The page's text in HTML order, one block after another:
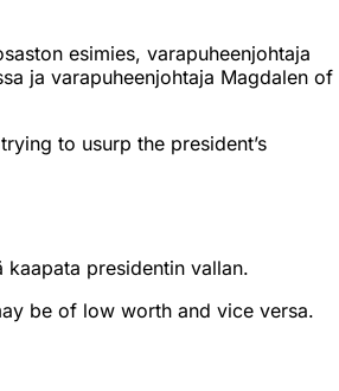
esimies, varapuheenjohtaja
ja varapuheenjohtaja Magdalen of
to usurp the president’s
kaapata presidentin vallan.
be of low worth and vice versa.